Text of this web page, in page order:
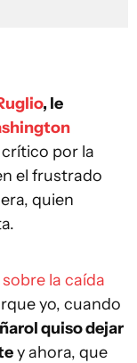
, le
por la
el frustrado
quien
la caída
yo, cuando
quiso dejar
y ahora, que